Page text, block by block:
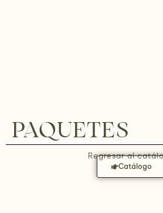
PAQUETES
Regresar al
Catálogo